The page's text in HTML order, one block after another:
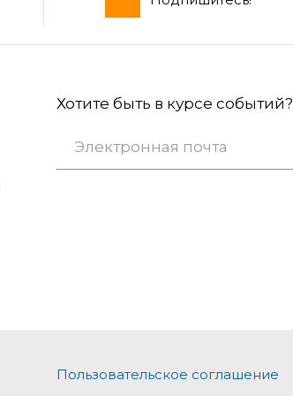
Хотите быть в курсе событий?
Пользовательское соглашение